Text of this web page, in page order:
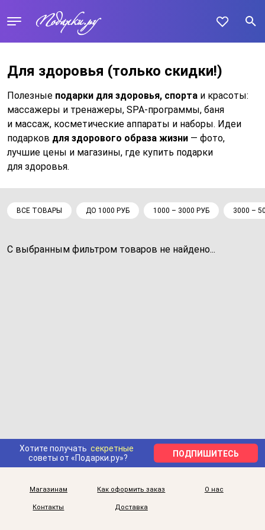
Для здоровья (только скидки!)
Полезные подарки для здоровья, спорта и красоты:
массажеры и тренажеры, SPA-программы, баня
и массаж, косметические аппараты и наборы. Идеи
подарков для здорового образа жизни — фото,
лучшие цены и магазины, где купить подарки
для здоровья.
ВСЕ ТОВАРЫ ДО 1000 РУБ 1000 – 3000 РУБ 3000 –
С выбранным фильтром товаров не найдено...
Хотите получать секретные
советы от «Подарки.ру»?
ПОДПИШИТЕСЬ
Магазинам Как оформить заказ О нас
Контакты Доставка